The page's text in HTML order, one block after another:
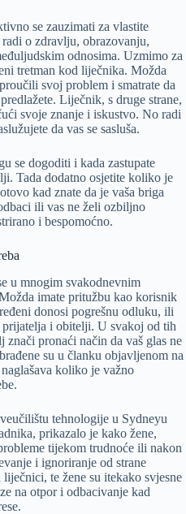
se zauzimati za vlastite
o zdravlju, obrazovanju,
odnosima. Uzmimo za
tretman kod liječnika. Možda
svoj problem i smatrate da
Liječnik, s druge strane,
svoje znanje i iskustvo. No radi
da vas se sasluša.
se dogoditi i kada zastupate
Tada dodatno osjetite koliko je
kad znate da je vaša briga
ili vas ne želi ozbiljno
i bespomoćno.
u mnogim svakodnevnim
imate pritužbu kao korisnik
donosi pogrešnu odluku, ili
prijatelja i obitelji. U svakoj od tih
znači pronaći način da vaš glas ne
su u članku objavljenom na
koliko je važno
tehnologije u Sydneyu
prikazalo je kako žene,
tijekom trudnoće ili nakon
i ignoriranje od strane
te žene su itekako svjesne
na otpor i odbacivanje kad